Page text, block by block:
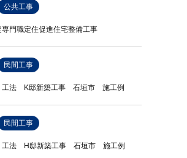
公共工事
門職定住促進住宅整備工事
民間工事
工法 K邸新築工事 石垣市 施工例
民間工事
工法 H邸新築工事 石垣市 施工例